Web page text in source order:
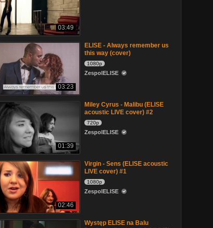
03:49
03:23
ELISE - Always remember us
this way (cover)
1080p
ZespolELISE
01:39
Miley Cyrus - Malibu (ELISE
acoustic LIVE cover) #2
720p
ZespolELISE
02:46
Virgin - Sens (ELISE acoustic
LIVE cover) #1
1080p
ZespolELISE
Występ ELISE na Balu